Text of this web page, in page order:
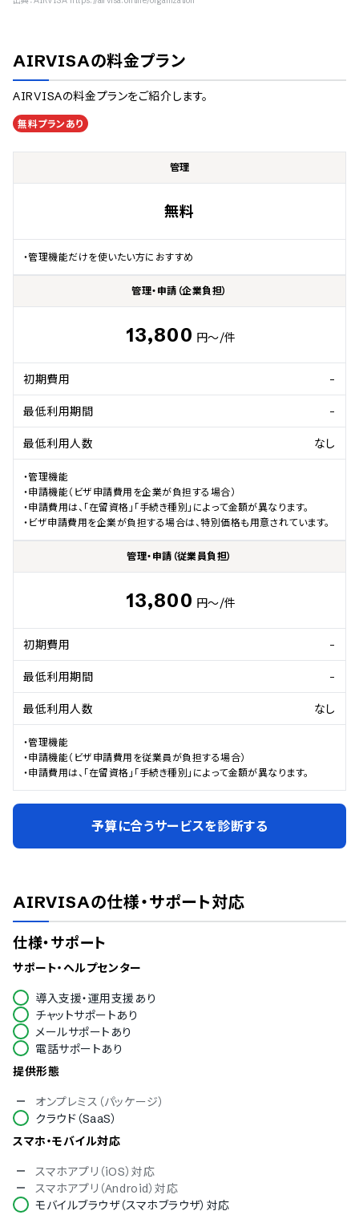
AIRVISAの料金プラン
AIRVISAの料金プランをご紹介します。
無料プランあり
管理
無料
・管理機能だけを使いたい方におすすめ
管理・申請（企業負担）
13,800 円～/件
初期費用 -
最低利用期間 -
最低利用人数 なし
・管理機能
・申請機能（ビザ申請費用を企業が負担する場合）
・申請費用は、「在留資格」「手続き種別」によって金額が異なります。
・ビザ申請費用を企業が負担する場合は、特別価格も用意されています。
管理・申請（従業員負担）
13,800 円～/件
初期費用 -
最低利用期間 -
最低利用人数 なし
・管理機能
・申請機能（ビザ申請費用を従業員が負担する場合）
・申請費用は、「在留資格」「手続き種別」によって金額が異なります。
予算に合うサービスを診断する
AIRVISAの仕様・サポート対応
仕様・サポート
サポート・ヘルプセンター
導入支援・運用支援あり
チャットサポートあり
メールサポートあり
電話サポートあり
提供形態
オンプレミス（パッケージ）
クラウド（SaaS）
スマホ・モバイル対応
スマホアプリ（iOS）対応
スマホアプリ（Android）対応
モバイルブラウザ（スマホブラウザ）対応